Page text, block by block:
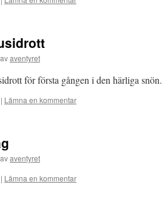
avaventyret
för första gången i den härliga snön.
| Lämna en kommentar
avaventyret
| Lämna en kommentar